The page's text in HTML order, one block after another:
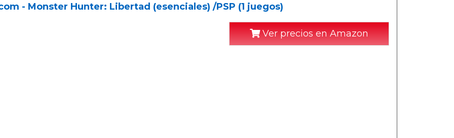
- Monster Hunter: Libertad (esenciales) /PSP (1 juegos)
Ver precios en Amazon